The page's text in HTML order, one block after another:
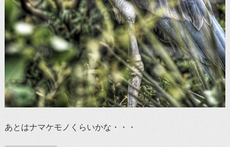
あとはナマケモノくらいかな・・・